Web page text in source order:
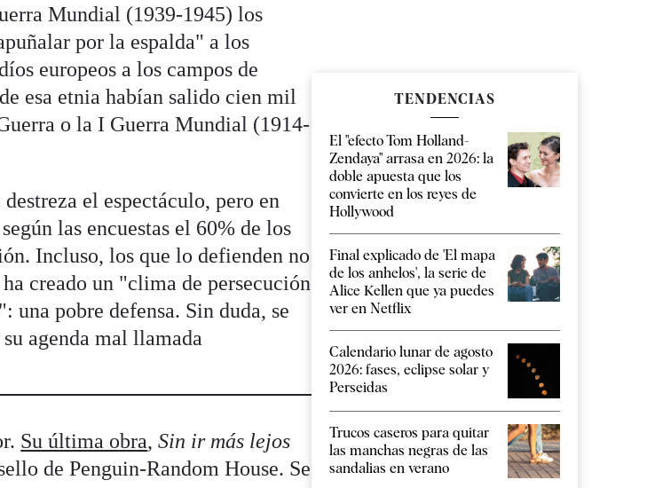
Mundial (1939-1945) los
por la espalda" a los
europeos a los campos de
esa etnia habían salido cien mil
o la I Guerra Mundial (1914-
el espectáculo, pero en
las encuestas el 60% de los
Incluso, los que lo defienden no
creado un "clima de persecución
pobre defensa. Sin duda, se
agenda mal llamada
Su última obra,Sin ir más lejos
de Penguin-Random House. Se
TENDENCIAS
El "efecto Tom Holland-
Zendaya" arrasa en 2026: la
doble apuesta que los
convierte en los reyes de
Hollywood
Final explicado de 'El mapa
de los anhelos', la serie de
Alice Kellen que ya puedes
ver en Netflix
Calendario lunar de agosto
2026: fases, eclipse solar y
Perseidas
Trucos caseros para quitar
las manchas negras de las
sandalias en verano